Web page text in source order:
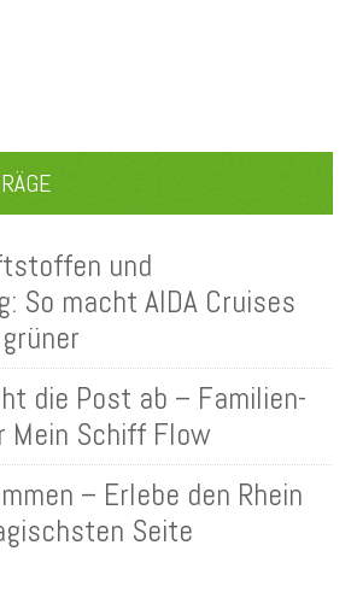
und
So macht AIDA Cruises
die Post ab – Familien-
Mein Schiff Flow
– Erlebe den Rhein
Seite